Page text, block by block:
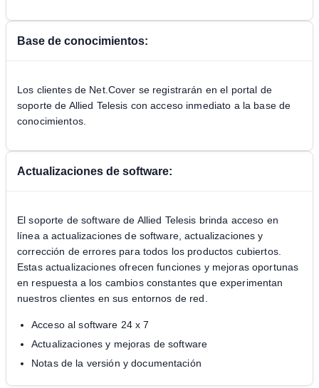
Base de conocimientos:
Los clientes de Net.Cover se registrarán en el portal de
soporte de Allied Telesis con acceso inmediato a la base de
conocimientos.
Actualizaciones de software:
El soporte de software de Allied Telesis brinda acceso en
línea a actualizaciones de software, actualizaciones y
corrección de errores para todos los productos cubiertos.
Estas actualizaciones ofrecen funciones y mejoras oportunas
en respuesta a los cambios constantes que experimentan
nuestros clientes en sus entornos de red.
Acceso al software 24 x 7
Actualizaciones y mejoras de software
Notas de la versión y documentación